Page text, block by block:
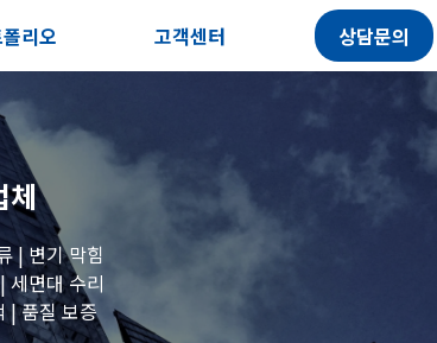
리오
보기
작업
작업
작업
고객센터
고객후기
상담문의
체
| 변기 막힘
세면대 수리
| 품질 보증